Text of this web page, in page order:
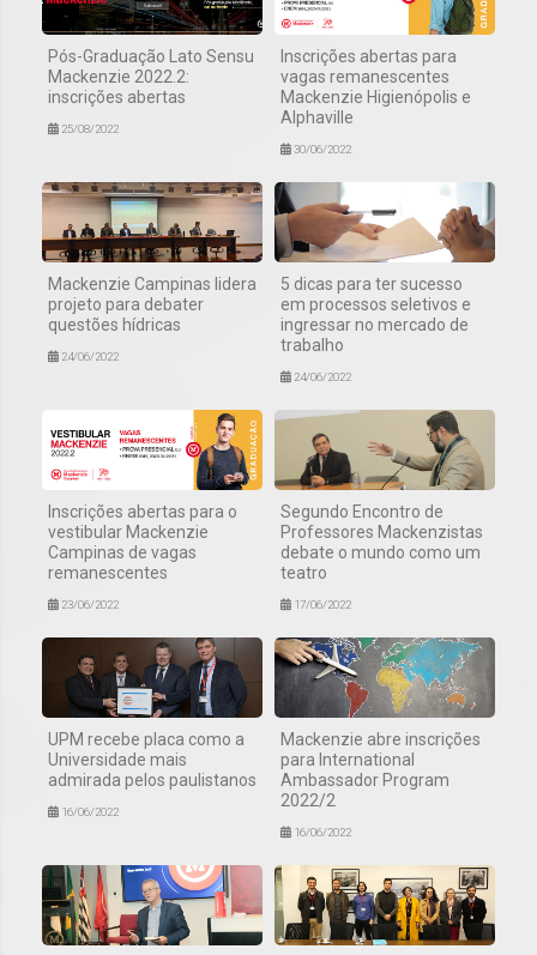
Pós-Graduação Lato Sensu
Mackenzie 2022.2:
inscrições abertas
25/08/2022
Inscrições abertas para
vagas remanescentes
Mackenzie Higienópolis e
Alphaville
30/06/2022
Mackenzie Campinas lidera
projeto para debater
questões hídricas
24/06/2022
5 dicas para ter sucesso
em processos seletivos e
ingressar no mercado de
trabalho
24/06/2022
Inscrições abertas para o
vestibular Mackenzie
Campinas de vagas
remanescentes
23/06/2022
Segundo Encontro de
Professores Mackenzistas
debate o mundo como um
teatro
17/06/2022
UPM recebe placa como a
Universidade mais
admirada pelos paulistanos
16/06/2022
Mackenzie abre inscrições
para International
Ambassador Program
2022/2
16/06/2022